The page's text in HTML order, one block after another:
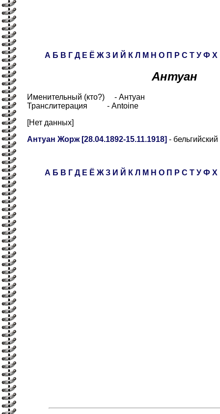
А Б В Г Д Е Ё Ж З И Й К Л М Н О П Р С Т У Ф Х
Антуан
Именительный (кто?) - Антуан
Транслитерация - Antoine
[Нет данных]
Антуан Жорж [28.04.1892-15.11.1918] -
А Б В Г Д Е Ё Ж З И Й К Л М Н О П Р С Т У Ф Х